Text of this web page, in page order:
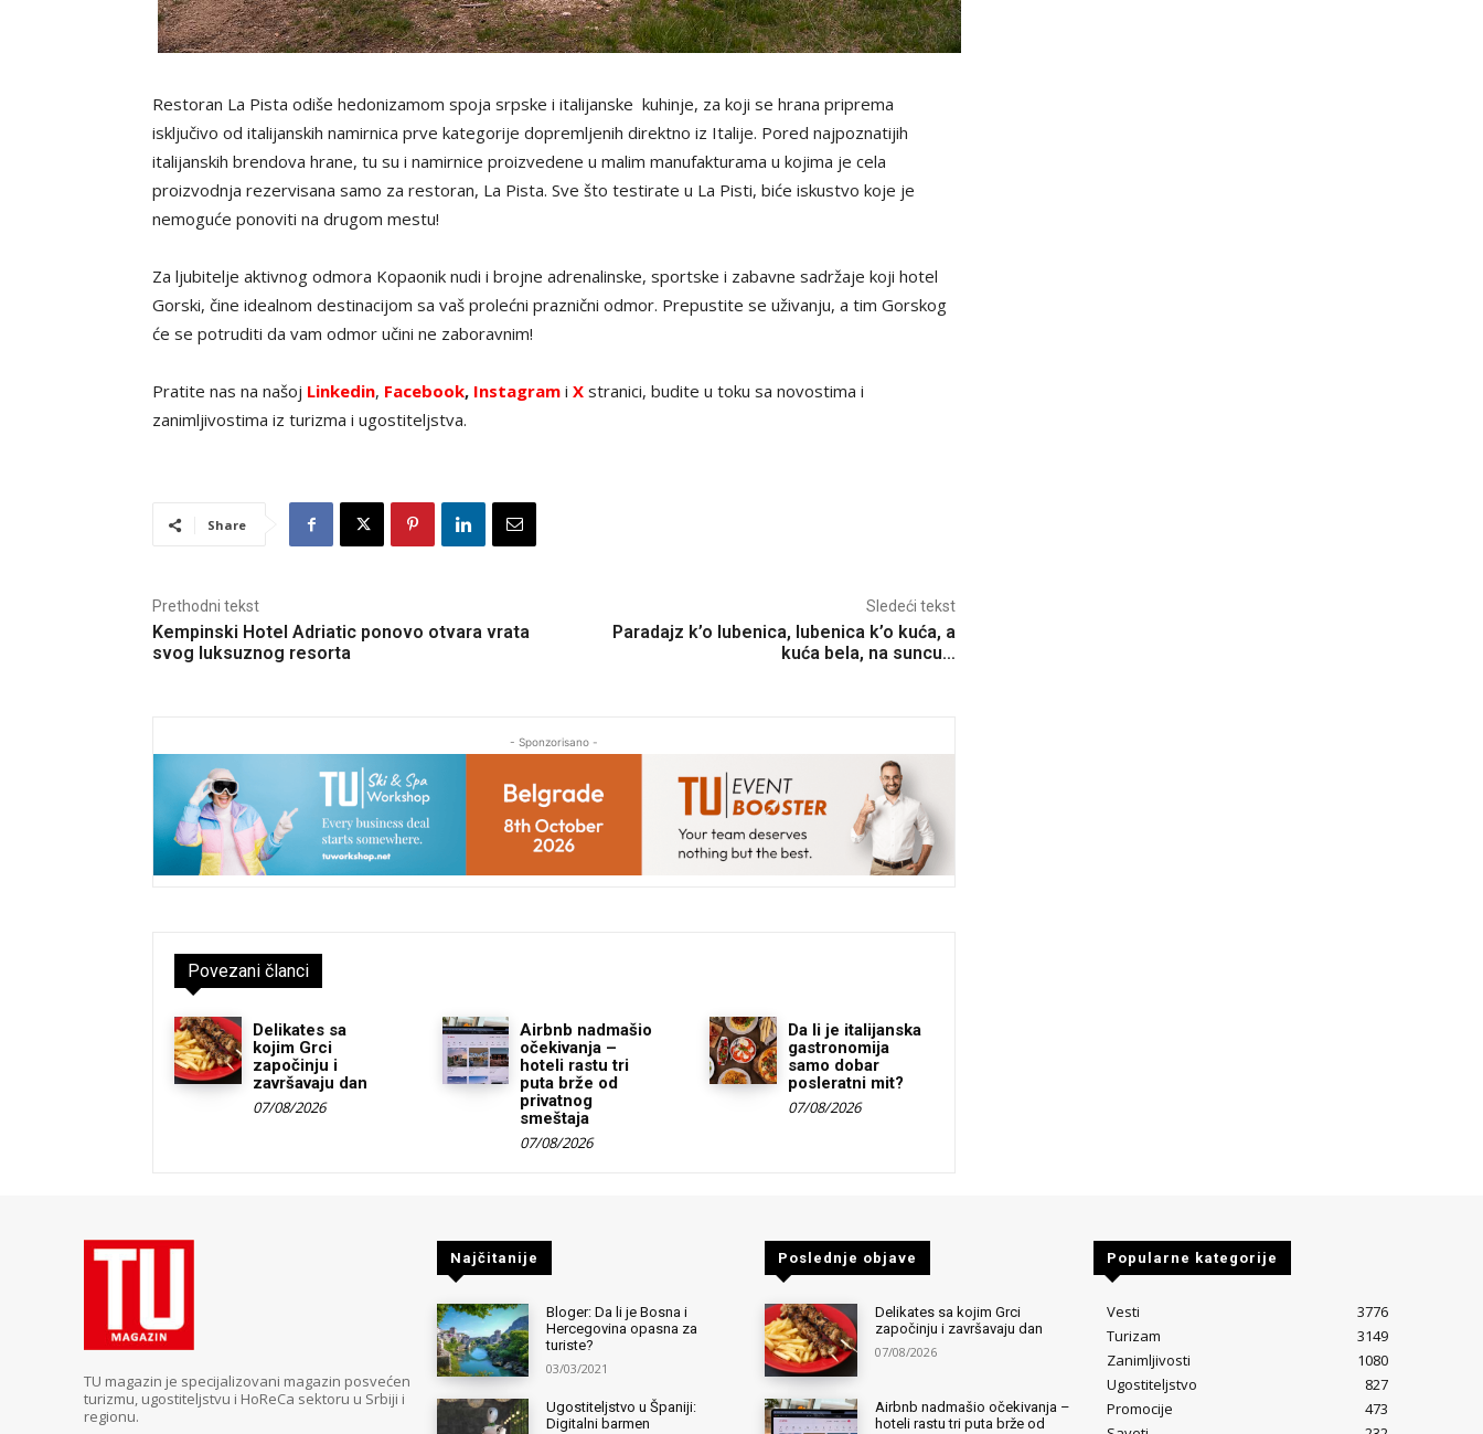
Restoran La Pista odiše hedonizamom spoja srpske i italijanske kuhinje, za koji se hrana priprema
isključivo od italijanskih namirnica prve kategorije dopremljenih direktno iz Italije. Pored najpoznatijih
italijanskih brendova hrane, tu su i namirnice proizvedene u malim manufakturama u kojima je cela
proizvodnja rezervisana samo za restoran, La Pista. Sve što testirate u La Pisti, biće iskustvo koje je
nemoguće ponoviti na drugom mestu!
Za ljubitelje aktivnog odmora Kopaonik nudi i brojne adrenalinske, sportske i zabavne sadržaje koji hotel
Gorski, čine idealnom destinacijom sa vaš prolećni praznični odmor. Prepustite se uživanju, a tim Gorskog
će se potruditi da vam odmor učini ne zaboravnim!
Pratite nas na našoj Linkedin, Facebook, Instagram i X stranici, budite u toku sa novostima i
zanimljivostima iz turizma i ugostiteljstva.
Share
Prethodni tekst
Kempinski Hotel Adriatic ponovo otvara vrata
svog luksuznog resorta
Sledeći tekst
Paradajz k’o lubenica, lubenica k’o kuća, a
kuća bela, na suncu…
- Sponzorisano -
Povezani članci
Delikates sa
kojim Grci
započinju i
završavaju dan
07/08/2026
Airbnb nadmašio
očekivanja –
hoteli rastu tri
puta brže od
privatnog
smeštaja
07/08/2026
Da li je italijanska
gastronomija
samo dobar
posleratni mit?
07/08/2026
TU magazin je specijalizovani magazin posvećen
turizmu, ugostiteljstvu i HoReCa sektoru u Srbiji i
regionu.
Najčitanije
Bloger: Da li je Bosna i
Hercegovina opasna za
turiste?
03/03/2021
Ugostiteljstvo u Španiji:
Digitalni barmen
Poslednje objave
Delikates sa kojim Grci
započinju i završavaju dan
07/08/2026
Airbnb nadmašio očekivanja –
hoteli rastu tri puta brže od
Popularne kategorije
Vesti
3776
Turizam
3149
Zanimljivosti
1080
Ugostiteljstvo
827
Promocije
473